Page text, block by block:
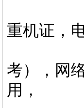
证件年
重机证，
学历：
考），网
用，